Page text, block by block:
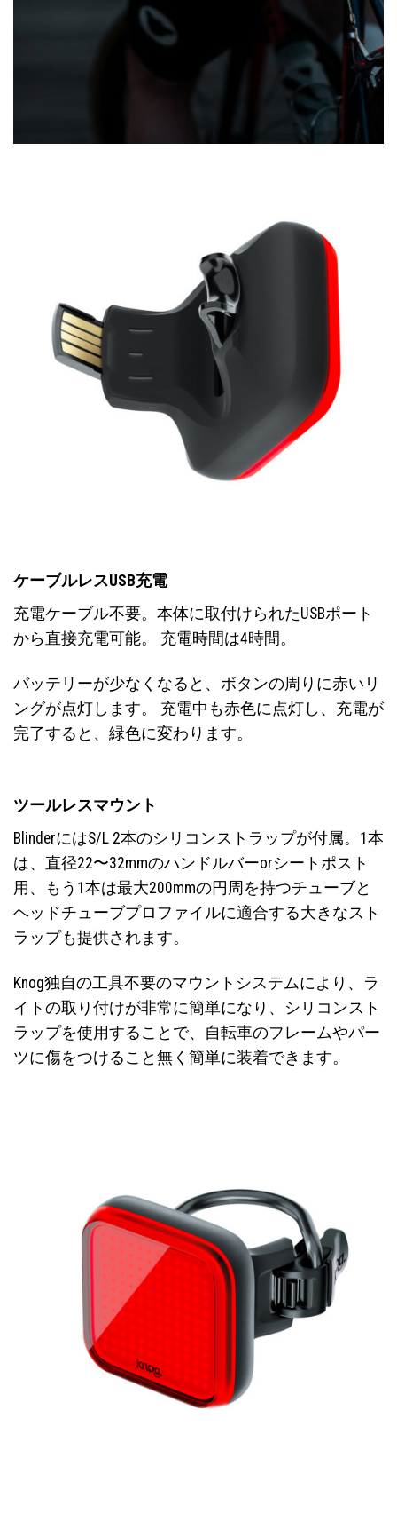
ケーブルレスUSB充電
充電ケーブル不要。本体に取付けられたUSBポート
から直接充電可能。 充電時間は4時間。
バッテリーが少なくなると、ボタンの周りに赤いリ
ングが点灯します。 充電中も赤色に点灯し、充電が
完了すると、緑色に変わります。
ツールレスマウント
BlinderにはS/L 2本のシリコンストラップが付属。1本
は、直径22〜32mmのハンドルバーorシートポスト
用、もう1本は最大200mmの円周を持つチューブと
ヘッドチューブプロファイルに適合する大きなスト
ラップも提供されます。
Knog独自の工具不要のマウントシステムにより、ラ
イトの取り付けが非常に簡単になり、シリコンスト
ラップを使用することで、自転車のフレームやパー
ツに傷をつけること無く簡単に装着できます。